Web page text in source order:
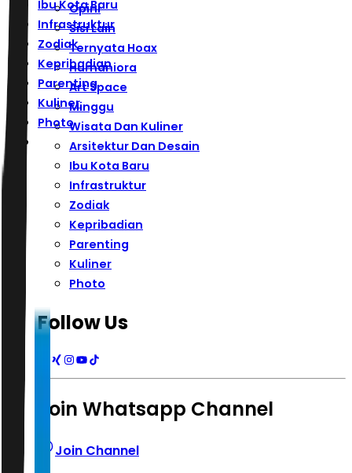
Ibu Kota Baru
Infrastruktur
Zodiak
Kepribadian
Parenting
Kuliner
Photo
Opini
Sisi Lain
Ternyata Hoax
Humaniora
Art Space
Minggu
Wisata Dan Kuliner
Arsitektur Dan Desain
Ibu Kota Baru
Infrastruktur
Zodiak
Kepribadian
Parenting
Kuliner
Photo
Follow Us
Join Whatsapp Channel
Join Channel